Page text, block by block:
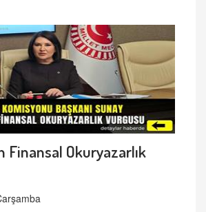
Finansal Okuryazarlık